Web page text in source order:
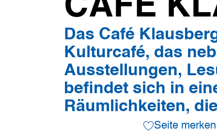
CAFÉ
Das Café
Kulturcafé, das
Ausstellungen,
befindet sich in
Räumlichkeiten,
Seite merken